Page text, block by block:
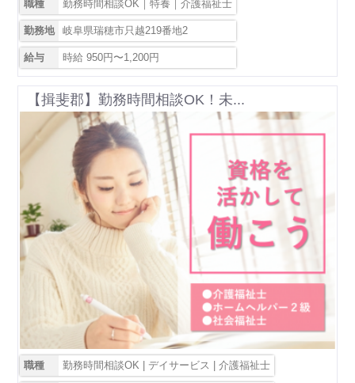
職種 勤務時間相談OK｜特養｜介護福祉士
勤務地 岐阜県瑞穂市只越219番地2
給与 時給 950円〜1,200円
【揖斐郡】勤務時間相談OK！未...
職種 勤務時間相談OK | デイサービス | 介護福祉士